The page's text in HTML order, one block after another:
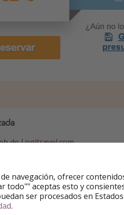
deLogitravel.com.
aeropuerto y pincha en “fecha
y los precios orientativos.
para finalizar la reserva.
navegación, ofrecer
todo"" aceptas esto y
ser procesados en Estados
.